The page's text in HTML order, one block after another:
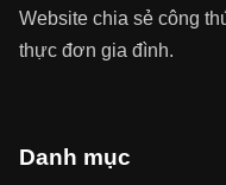
Website chia sẻ công
thực đơn gia đình.
Danh mục